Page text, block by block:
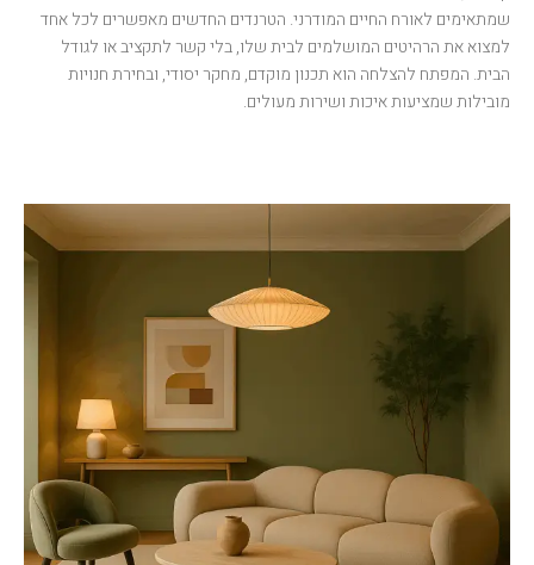
שמתאימים לאורח החיים המודרני. הטרנדים החדשים מאפשרים לכל אחד
למצוא את הרהיטים המושלמים לבית שלו, בלי קשר לתקציב או לגודל
הבית. המפתח להצלחה הוא תכנון מוקדם, מחקר יסודי, ובחירת חנויות
מובילות שמציעות איכות ושירות מעולים.